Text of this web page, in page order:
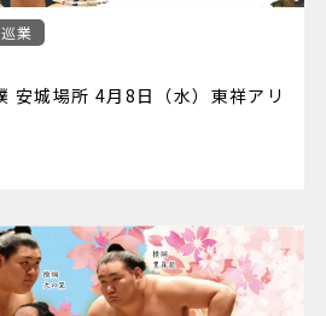
業
安城場所 4月8日（水）東祥アリ